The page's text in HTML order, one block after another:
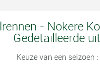
- Nokere
Gedetailleerde
Keuze van een seizoen :